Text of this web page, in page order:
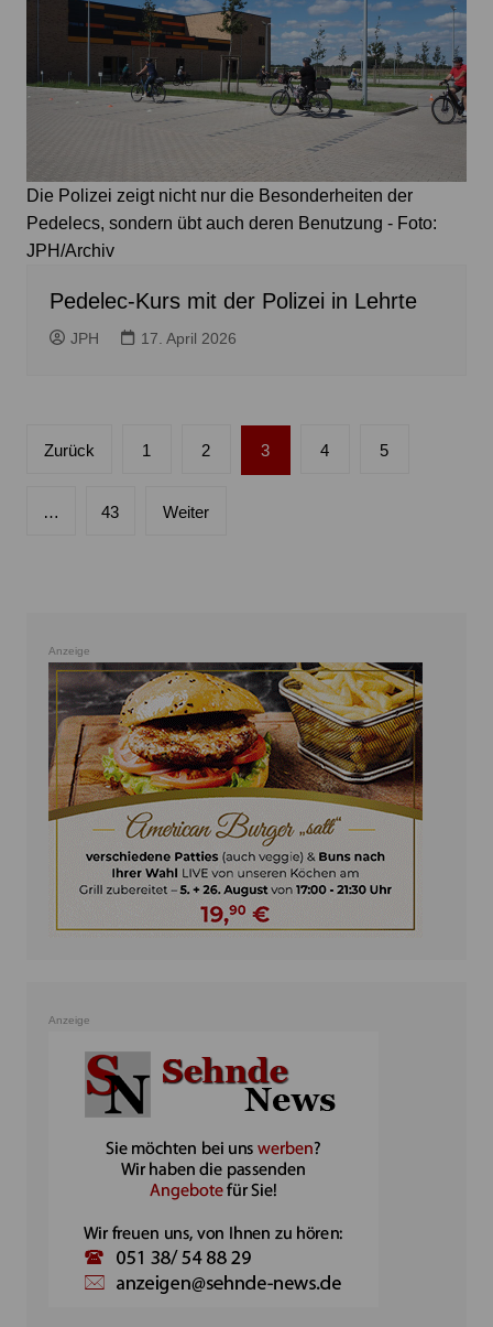
Die Polizei zeigt nicht nur die Besonderheiten der
Pedelecs, sondern übt auch deren Benutzung - Foto:
JPH/Archiv
Pedelec-Kurs mit der Polizei in Lehrte
JPH 17. April 2026
Seitennummerierung
Beiträge
Zurück 1 2 3 4 5
… 43 Weiter
Anzeige
Anzeige